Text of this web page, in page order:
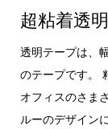
超粘着透
透明テープは、
のテープです。
オフィスのさま
ルーのデザイン